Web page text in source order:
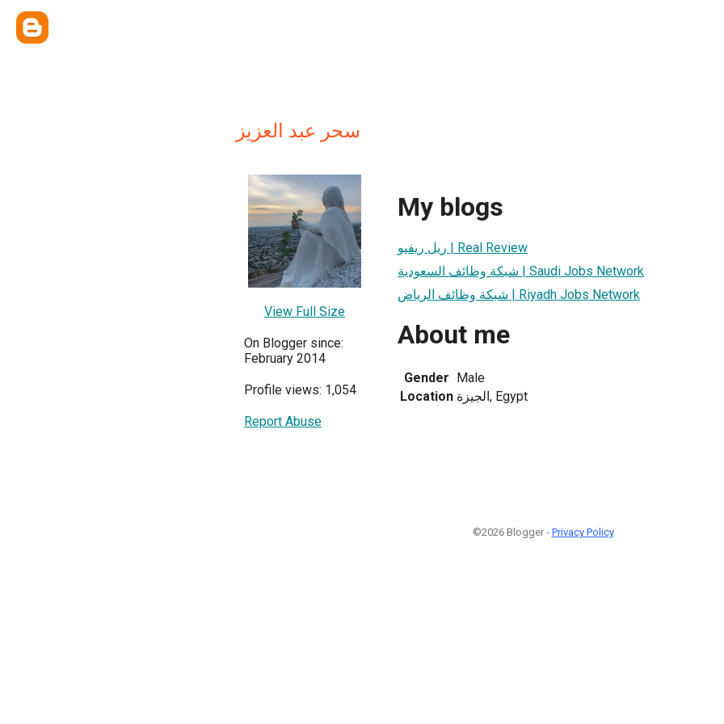
سحر عبد العزيز
View Full Size
On Blogger since:
February 2014
Profile views: 1,054
Report Abuse
My blogs
ريل ريفيو | Real Review
شبكة وظائف السعودية | Saudi Jobs Network
شبكة وظائف الرياض | Riyadh Jobs Network
About me
Gender Male
Location
الجيزة, Egypt
©2026 Blogger - Privacy Policy